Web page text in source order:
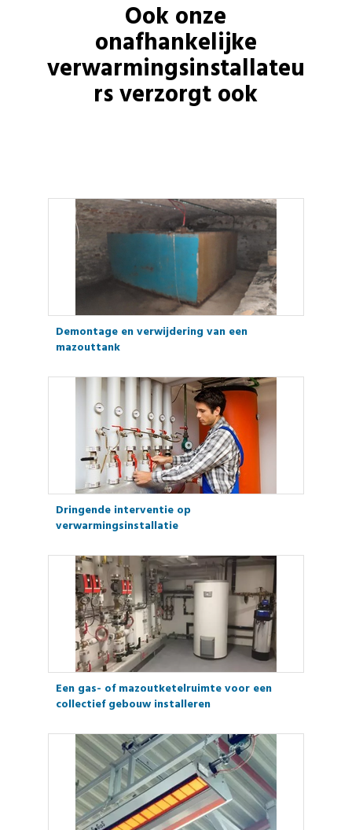
Ook onze
onafhankelijke
verwarmingsinstallateu
rsverzorgt ook
Demontage en verwijdering van een
mazouttank
Dringende interventie op
verwarmingsinstallatie
Een gas- of mazoutketelruimte voor een
collectief gebouw installeren